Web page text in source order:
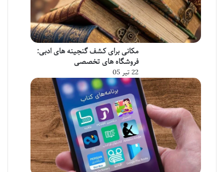
مکانی برای کشف گنجینه های ادبی:
فروشگاه های تخصصی
22 تیر 05